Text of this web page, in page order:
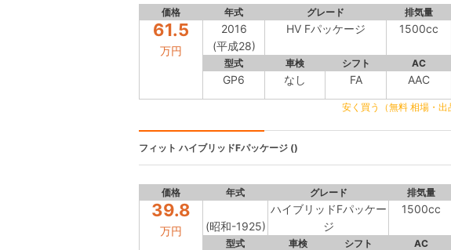
価格 年式 グレード 排気量
61.5
万円
2016
(平成28)
HV Fパッケージ 1500cc
型式 車検 シフト AC
GP6 なし FA AAC
安く買う（無料 相場・出
フィット ハイブリッドFパッケージ ()
価格 年式 グレード 排気量
39.8
万円 (昭和-1925)
ハイブリッドFパッケー
ジ
1500cc
型式 車検 シフト AC